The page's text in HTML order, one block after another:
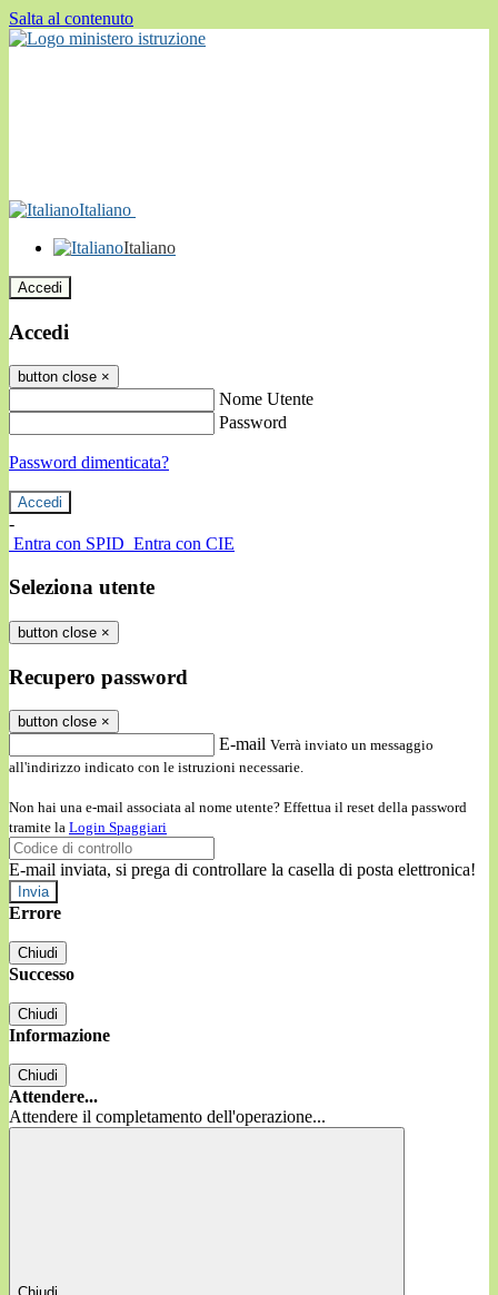
Salta al contenuto
Italiano
Italiano
Accedi
Accedi
button close ×
Nome Utente
Password
Password dimenticata?
-
Entra con SPID Entra con CIE
Seleziona utente
button close ×
Recupero password
button close ×
E-mail Verrà inviato un messaggio
all'indirizzo indicato con le istruzioni necessarie.
Non hai una e-mail associata al nome utente? Effettua il reset della password
tramite la Login Spaggiari
E-mail inviata, si prega di controllare la casella di posta elettronica!
Errore
Chiudi
Successo
Chiudi
Informazione
Chiudi
Attendere...
Attendere il completamento dell'operazione...